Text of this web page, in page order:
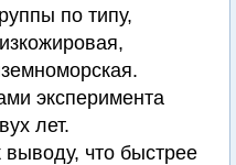
по типу,
эксперимента
лет.
что быстрее